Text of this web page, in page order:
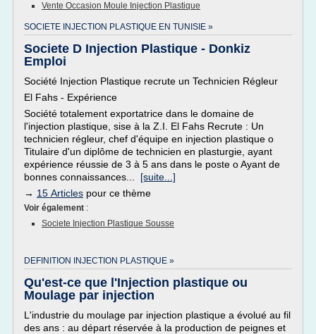
Vente Occasion Moule Injection Plastique
SOCIETE INJECTION PLASTIQUE EN TUNISIE »
Societe D Injection Plastique - Donkiz
Emploi
Société Injection Plastique recrute un Technicien Régleur
El Fahs - Expérience
Société totalement exportatrice dans le domaine de
l'injection plastique, sise à la Z.I. El Fahs Recrute : Un
technicien régleur, chef d'équipe en injection plastique o
Titulaire d'un diplôme de technicien en plasturgie, ayant
expérience réussie de 3 à 5 ans dans le poste o Ayant de
bonnes connaissances... [suite...]
→ 15 Articles pour ce thème
Voir également :
Societe Injection Plastique Sousse
DEFINITION INJECTION PLASTIQUE »
Qu'est-ce que l'Injection plastique ou
Moulage par injection
L'industrie du moulage par injection plastique a évolué au fil
des ans : au départ réservée à la production de peignes et